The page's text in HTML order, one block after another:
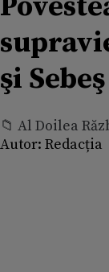
şi Sebeş
📁 Al Doilea
Autor: Redacția